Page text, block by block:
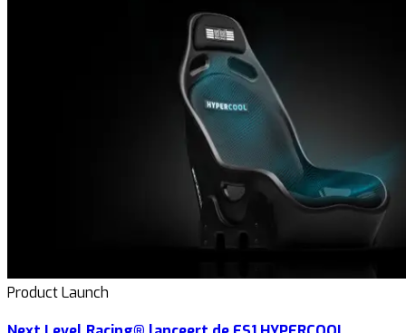
Product Launch